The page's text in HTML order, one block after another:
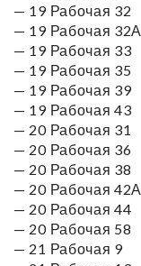
— 19 Рабочая 32
— 19 Рабочая 32А
— 19 Рабочая 33
— 19 Рабочая 35
— 19 Рабочая 39
— 19 Рабочая 43
— 20 Рабочая 31
— 20 Рабочая 36
— 20 Рабочая 38
— 20 Рабочая 42А
— 20 Рабочая 44
— 20 Рабочая 58
— 21 Рабочая 9